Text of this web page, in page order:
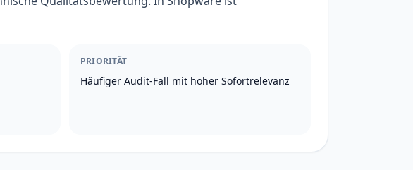
PRIORITÄT
Häufiger Audit-Fall mit hoher Sofortrelevanz